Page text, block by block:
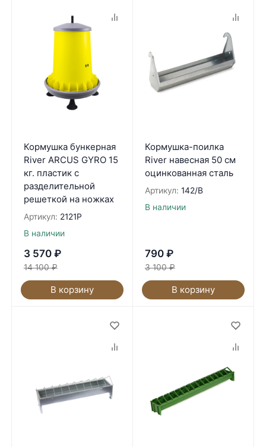
Кормушка бункерная
River ARCUS GYRO 15
кг. пластик с
разделительной
решеткой на ножках
Артикул: 2121P
В наличии
3 570 ₽
14 100 ₽
В корзину
Кормушка-поилка
River навесная 50 см
оцинкованная сталь
Артикул: 142/B
В наличии
790 ₽
3 100 ₽
В корзину